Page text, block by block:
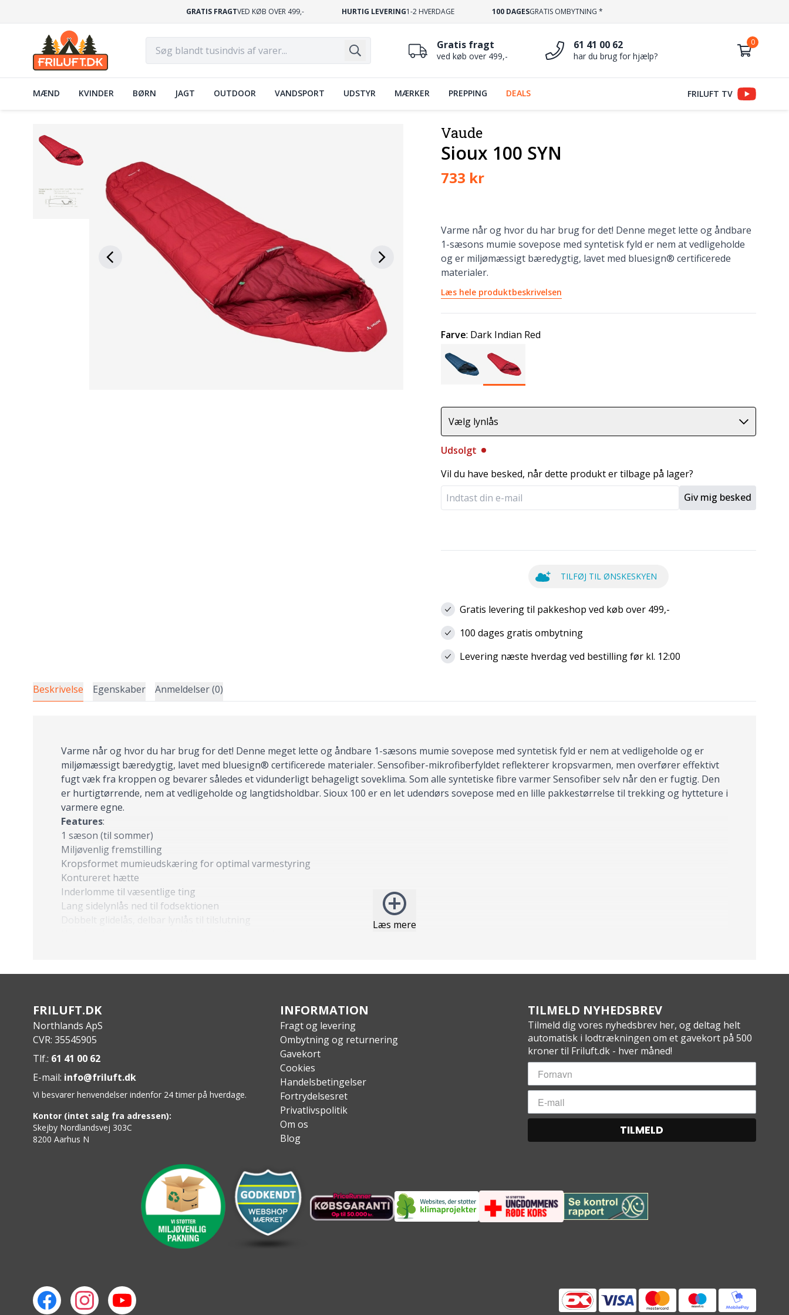
GRATIS FRAGTVED KØB OVER 499,- HURTIG LEVERING1-2 HVERDAGE 100 DAGESGRATIS OMBYTNING *
Gratis fragt
ved køb over 499,-
61 41 00 62
har du brug for hjælp?
MÆND KVINDER BØRN JAGT OUTDOOR VANDSPORT UDSTYR MÆRKER PREPPING DEALS FRILUFT TV
Vaude
Sioux 100 SYN
733 kr
Varme når og hvor du har brug for det! Denne meget lette og åndbare
1-sæsons mumie sovepose med syntetisk fyld er nem at vedligeholde
og er miljømæssigt bæredygtig, lavet med bluesign® certificerede
materialer.
Læs hele produktbeskrivelsen
Farve: Dark Indian Red
Vælg lynlås
Udsolgt
Vil du have besked, når dette produkt er tilbage på lager?
Giv mig besked
TILFØJ TIL ØNSKESKYEN
Gratis levering til pakkeshop ved køb over 499,-
100 dages gratis ombytning
Levering næste hverdag ved bestilling før kl. 12:00
Beskrivelse Egenskaber Anmeldelser (0)
Læs mere
Varme når og hvor du har brug for det! Denne meget lette og åndbare 1-sæsons mumie sovepose med syntetisk fyld er nem at vedligeholde og er
miljømæssigt bæredygtig, lavet med bluesign® certificerede materialer. Sensofiber-mikrofiberfyldet reflekterer kropsvarmen, men overfører effektivt
fugt væk fra kroppen og bevarer således et vidunderligt behageligt soveklima. Som alle syntetiske fibre varmer Sensofiber selv når den er fugtig. Den
er hurtigtørrende, nem at vedligeholde og langtidsholdbar. Sioux 100 er en let udendørs sovepose med en lille pakkestørrelse til trekking og hytteture i
varmere egne.
Features:
1 sæson (til sommer)
Miljøvenlig fremstilling
Kropsformet mumieudskæring for optimal varmestyring
Kontureret hætte
Inderlomme til væsentlige ting
Lang sidelynlås ned til fodsektionen
Dobbelt glidelås, delbar lynlås til tilslutning
Kompressionssæk medfølger
Materiale: Hovedstof: 100% polyester; 50D 300T Ripstop; For: 100% polyester; 50D 300T; Fyld: 100% polyester; Sensofiber.
Vægt: 630 g
Fyldvægt: 150 g
Længde: 210 cm
Skulderbredde: 75 cm
Fodbredde: 50 cm
Komforttemperatur: 11 °C
Ekstrem temperatur: -5 °C
Pakkestørrelse: 19 x 15 cm
FRILUFT.DK
Northlands ApS
CVR: 35545905
Tlf.: 61 41 00 62
E-mail: info@friluft.dk
Vi besvarer henvendelser indenfor 24 timer på hverdage.
Kontor (intet salg fra adressen):
Skejby Nordlandsvej 303C
8200 Aarhus N
INFORMATION
Fragt og levering
Ombytning og returnering
Gavekort
Cookies
Handelsbetingelser
Fortrydelsesret
Privatlivspolitik
Om os
Blog
TILMELD NYHEDSBREV
Tilmeld dig vores nyhedsbrev her, og deltag helt
automatisk i lodtrækningen om et gavekort på 500
kroner til Friluft.dk - hver måned!
TILMELD